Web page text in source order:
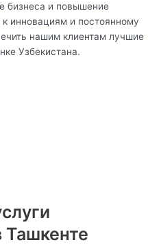
бизнеса и повышение
инновациям и постоянному
нашим клиентам лучшие
Узбекистана.
Ташкенте